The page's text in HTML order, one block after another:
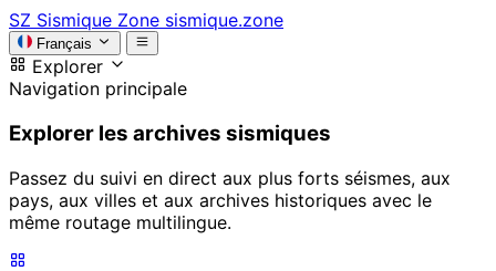
SZ Sismique Zone sismique.zone
Français
Explorer
Navigation principale
Explorer les archives sismiques
Passez du suivi en direct aux plus forts séismes, aux
pays, aux villes et aux archives historiques avec le
même routage multilingue.